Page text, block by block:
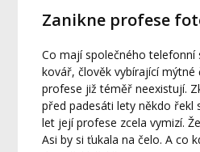
Zanikne profese
Co mají společného
kovář, člověk vybírající mýtné
profese již téměř neexistují.
před padesáti lety někdo řekl
let její profese zcela vymizí.
Asi by si ťukala na čelo. A co